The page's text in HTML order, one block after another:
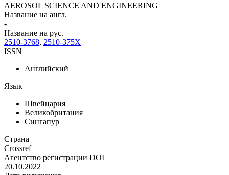
AEROSOL SCIENCE AND ENGINEERING
Название на англ.
-
Название на рус.
2510-3768, 2510-375X
ISSN
Английский
Язык
Швейцария
Великобритания
Сингапур
Страна
Crossref
Агентство регистрации DOI
20.10.2022